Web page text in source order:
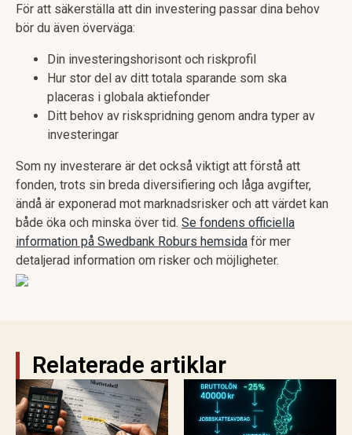
För att säkerställa att din investering passar dina behov
bör du även överväga:
Din investeringshorisont och riskprofil
Hur stor del av ditt totala sparande som ska
placeras i globala aktiefonder
Ditt behov av riskspridning genom andra typer av
investeringar
Som ny investerare är det också viktigt att förstå att
fonden, trots sin breda diversifiering och låga avgifter,
ändå är exponerad mot marknadsrisker och att värdet kan
både öka och minska över tid. Se fondens officiella
information på Swedbank Roburs hemsida för mer
detaljerad information om risker och möjligheter.
Relaterade artiklar